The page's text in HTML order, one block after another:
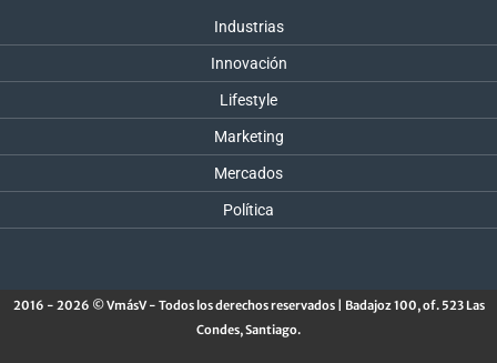
Industrias
Innovación
Lifestyle
Marketing
Mercados
Política
2016 - 2026 © VmásV - Todos los derechos reservados | Badajoz 100, of. 523 Las
Condes, Santiago.